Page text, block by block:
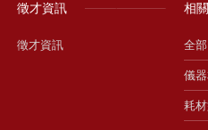
徵才資訊
徵才資訊
相
全部
儀
耗